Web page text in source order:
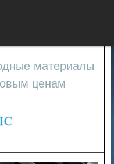
материалы
ценам